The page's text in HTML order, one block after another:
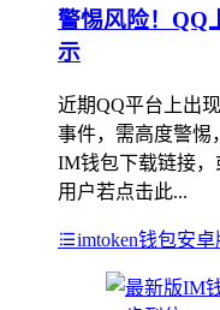
警惕风险！QQ
示
近期QQ平台上出
事件，需高度警惕
IM钱包下载链接，
用户若点击此...
imtoken钱包安